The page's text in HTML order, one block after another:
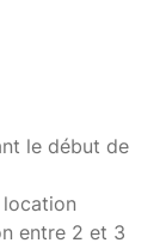
le début de
entre 2 et 3